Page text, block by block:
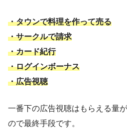
・タウンで料理を作って売る
・サークルで請求
・カード紀行
・ログインボーナス
・広告視聴
一番下の広告視聴はもらえる量
ので最終手段です。